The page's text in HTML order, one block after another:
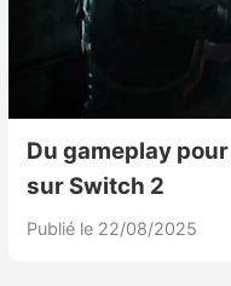
Du gameplay
sur Switch 2
Publié le 22/08/2025